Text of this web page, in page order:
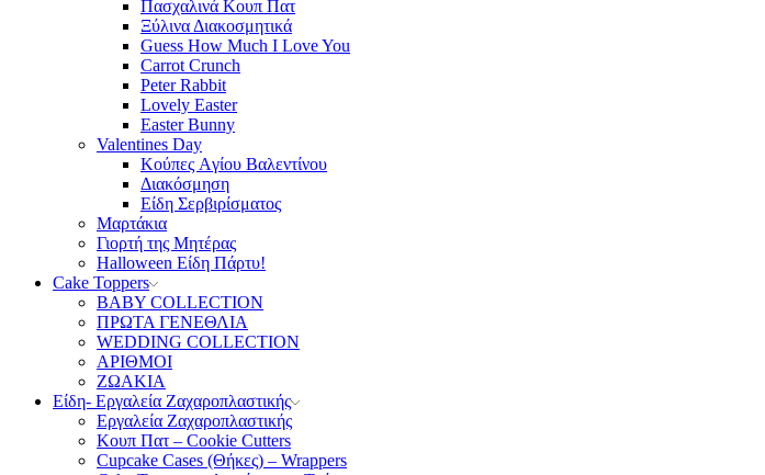
Πασχαλινά Κουπ Πατ
Ξύλινα Διακοσμητικά
Guess How Much I Love You
Carrot Crunch
Peter Rabbit
Lovely Easter
Easter Bunny
Valentines Day
Κούπες Aγίου Βαλεντίνου
Διακόσμηση
Είδη Σερβιρίσματος
Μαρτάκια
Γιορτή της Μητέρας
Halloween Είδη Πάρτυ!
Cake Toppers
BABY COLLECTION
ΠΡΩΤΑ ΓΕΝΕΘΛΙΑ
WEDDING COLLECTION
ΑΡΙΘΜΟΙ
ΖΩΑΚΙΑ
Είδη- Εργαλεία Ζαχαροπλαστικής
Εργαλεία Ζαχαροπλαστικής
Κουπ Πατ – Cookie Cutters
Cupcake Cases (Θήκες) – Wrappers